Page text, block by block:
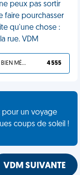
peux pas sortir
faire pourchasser
qu'une chose :
rue. VDM
TU L'AS BIEN MÉRITÉ 4 555
pour un voyage
coups de soleil !
VDM SUIVANTE